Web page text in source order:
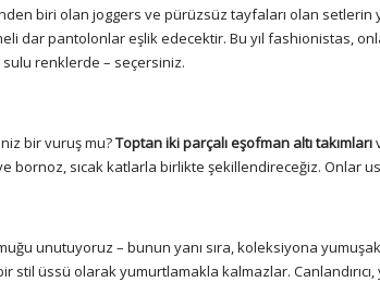
biri olan joggers ve pürüzsüz tayfaları olan setlerin
dar pantolonlar eşlik edecektir. Bu yıl fashionistas,
renklerde – seçersiniz.
bir vuruş mu?Toptan iki parçalı eşofman altı takımları
bornoz, sıcak katlarla birlikte şekillendireceğiz. Onlar
unutuyoruz – bunun yanı sıra, koleksiyona
stil üssü olarak yumurtlamakla kalmazlar.